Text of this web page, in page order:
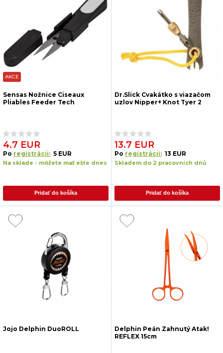
AKCE
Sensas Nožnice Ciseaux
Pliables Feeder Tech
4.7 EUR
Po registrácii: 5 EUR
Na sklade - môžete mať ešte dnes
Pridať do košíka
Dr.Slick Cvakátko s viazačom
uzlov Nipper+ Knot Tyer 2
13.7 EUR
Po registrácii: 13 EUR
Skladem do 2 pracovních dnů
Pridať do košíka
Jojo Delphin DuoROLL
Delphin Peán Zahnutý Atak!
REFLEX 15cm